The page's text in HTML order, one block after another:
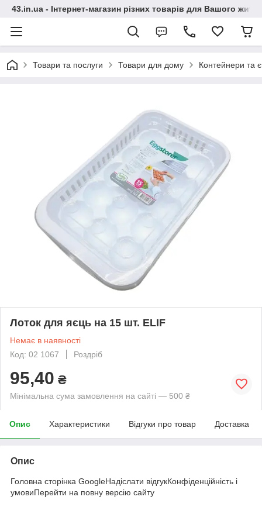
43.in.ua - Інтернет-магазин різних товарів для Вашого
Товари та послуги Товари для дому Контейнери та
Лоток для яєць на 15 шт. ELIF
Немає в наявності
Код: 02 1067
Роздріб
95,40 ₴
Мінімальна сума замовлення на сайті — 500 ₴
Опис Характеристики Відгуки про товар Доставка
Опис
Головна сторінка GoogleНадіслати відгукКонфіденційність і
умовиПерейти на повну версію сайту